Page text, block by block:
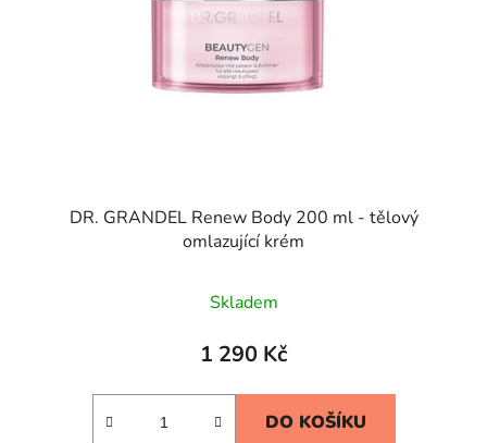
DR. GRANDEL Renew Body 200 ml - tělový
omlazující krém
Skladem
1 290 Kč
DO KOŠÍKU